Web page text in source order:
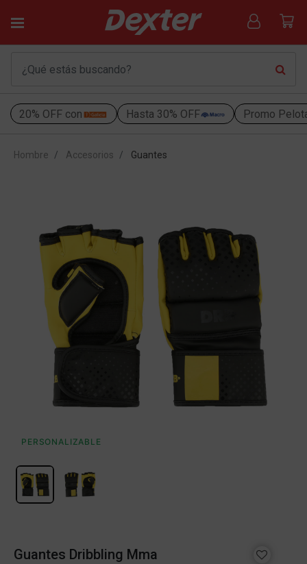
20% OFF con Hasta 30% OFF Promo
Hombre Accesorios Guantes
PERSONALIZABLE
Guantes Dribbling Mma